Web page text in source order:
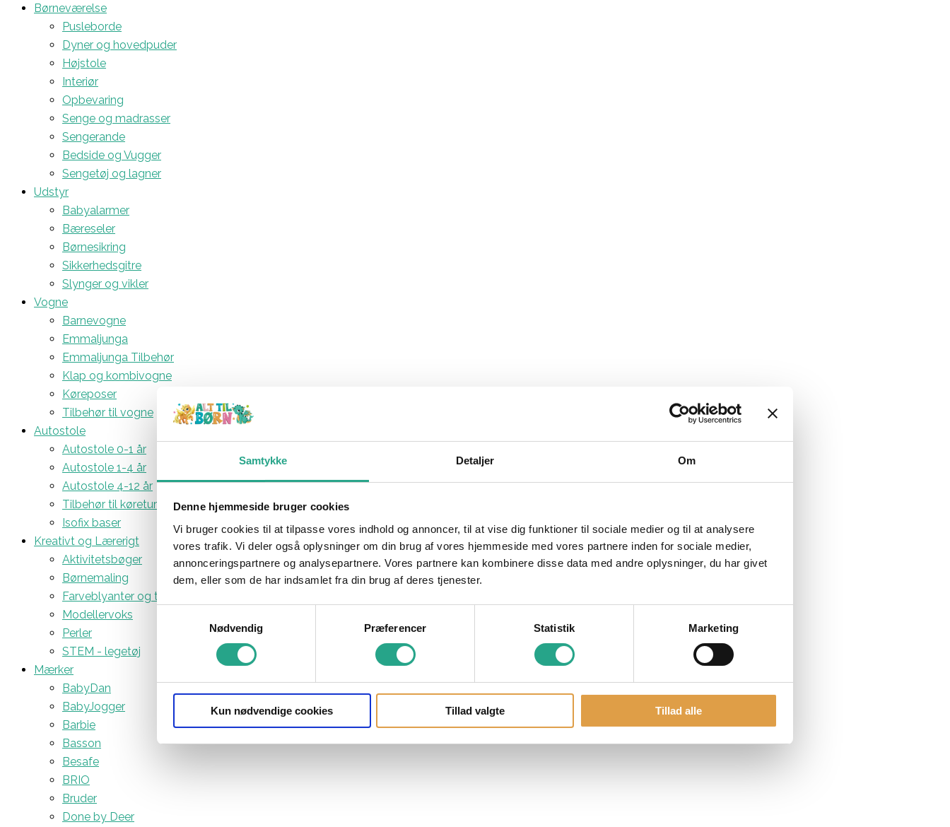
Samtykke Detaljer Om
Denne hjemmeside bruger cookies
Vi bruger cookies til at tilpasse vores indhold og annoncer, til at vise dig funktioner til sociale medier og til at analysere
vores trafik. Vi deler også oplysninger om din brug af vores hjemmeside med vores partnere inden for sociale medier,
annonceringspartnere og analysepartnere. Vores partnere kan kombinere disse data med andre oplysninger, du har givet
dem, eller som de har indsamlet fra din brug af deres tjenester.
Nødvendig
Præferencer Statistik Marketing
Kun nødvendige cookies Tillad valgte Tillad alle
Børneværelse
Pusleborde
Dyner og hovedpuder
Højstole
Interiør
Opbevaring
Senge og madrasser
Sengerande
Bedside og Vugger
Sengetøj og lagner
Udstyr
Babyalarmer
Bæreseler
Børnesikring
Sikkerhedsgitre
Slynger og vikler
Vogne
Barnevogne
Emmaljunga
Emmaljunga Tilbehør
Klap og kombivogne
Køreposer
Tilbehør til vogne
Autostole
Autostole 0-1 år
Autostole 1-4 år
Autostole 4-12 år
Tilbehør til køreturen
Isofix baser
Kreativt og Lærerigt
Aktivitetsbøger
Børnemaling
Farveblyanter og tuscher
Modellervoks
Perler
STEM - legetøj
Mærker
BabyDan
BabyJogger
Barbie
Basson
Besafe
BRIO
Bruder
Done by Deer